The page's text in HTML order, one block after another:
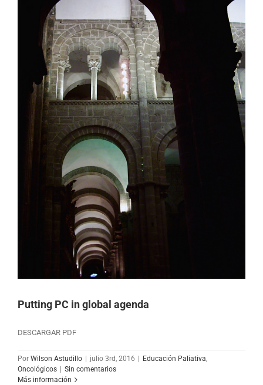
Putting PC in global agenda
DESCARGAR PDF
Por Wilson Astudillo julio 3rd, 2016 Educación Paliativa,
Oncológicos
Sin comentarios
Más información